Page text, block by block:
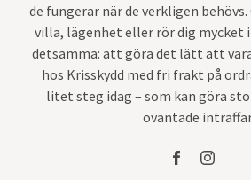
de fungerar när de verkligen
villa, lägenhet eller rör dig mycket
detsamma: att göra det lätt att
hos Krisskydd med fri frakt på
litet steg idag – som kan göra
oväntade